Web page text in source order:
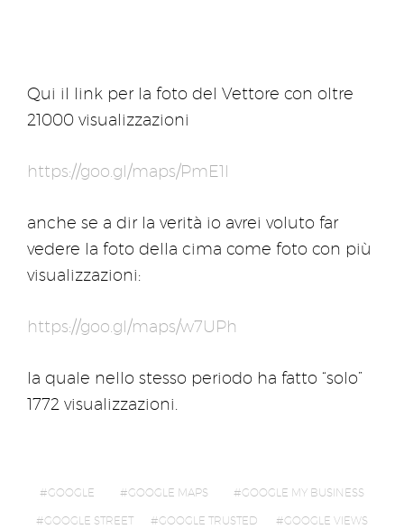
Qui il link per la foto del Vettore con oltre
21000 visualizzazioni
https://goo.gl/maps/PmE1l
anche se a dir la verità io avrei voluto far
vedere la foto della cima come foto con più
visualizzazioni:
https://goo.gl/maps/w7UPh
la quale nello stesso periodo ha fatto “solo”
1772 visualizzazioni.
GOOGLE GOOGLE MAPS GOOGLE MY BUSINESS
GOOGLE STREET GOOGLE TRUSTED GOOGLE VIEWS